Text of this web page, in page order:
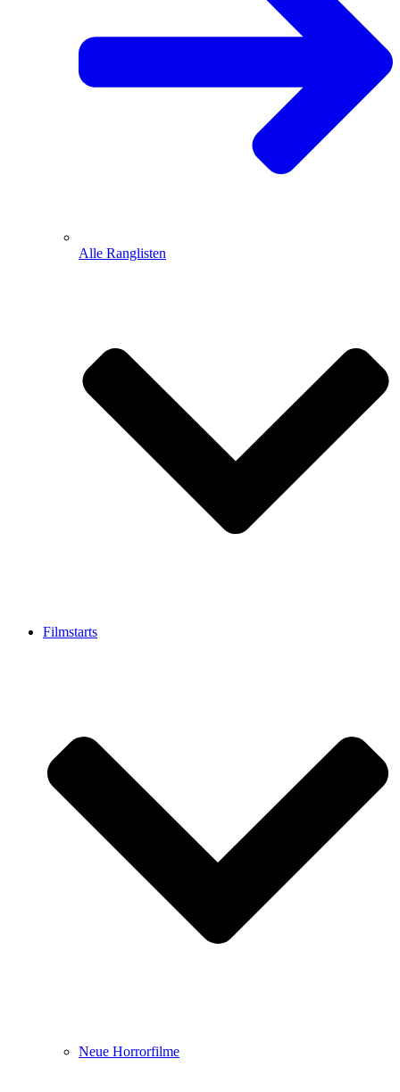
Alle Ranglisten
Filmstarts
Neue Horrorfilme